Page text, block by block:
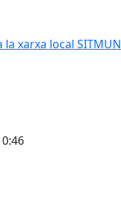
xarxa local SITMUN